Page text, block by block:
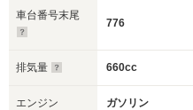
車台番号末尾
776
排気量 660cc
エンジン ガソリン